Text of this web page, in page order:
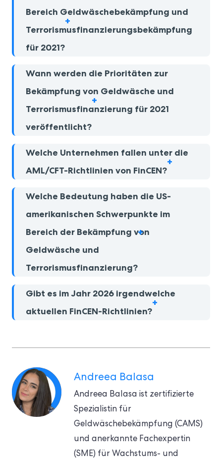
Bereich Geldwäschebekämpfung und
Terrorismusfinanzierungsbekämpfung
für 2021?
Wann werden die Prioritäten zur
Bekämpfung von Geldwäsche und
Terrorismusfinanzierung für 2021
veröffentlicht?
Welche Unternehmen fallen unter die
AML/CFT-Richtlinien von FinCEN?
Welche Bedeutung haben die US-
amerikanischen Schwerpunkte im
Bereich der Bekämpfung von
Geldwäsche und
Terrorismusfinanzierung?
Gibt es im Jahr 2026 irgendwelche
aktuellen FinCEN-Richtlinien?
Andreea Balasa
Andreea Balasa ist zertifizierte
Spezialistin für
Geldwäschebekämpfung (CAMS)
und anerkannte Fachexpertin
(SME) für Wachstums- und